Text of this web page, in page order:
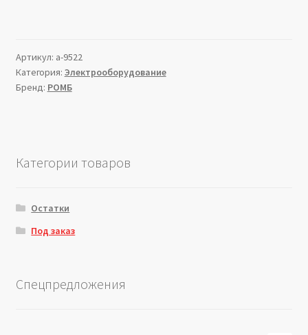
Артикул: a-9522
Категория: Электрооборудование
Бренд: РОМБ
Категории товаров
Остатки
Под заказ
Спецпредложения